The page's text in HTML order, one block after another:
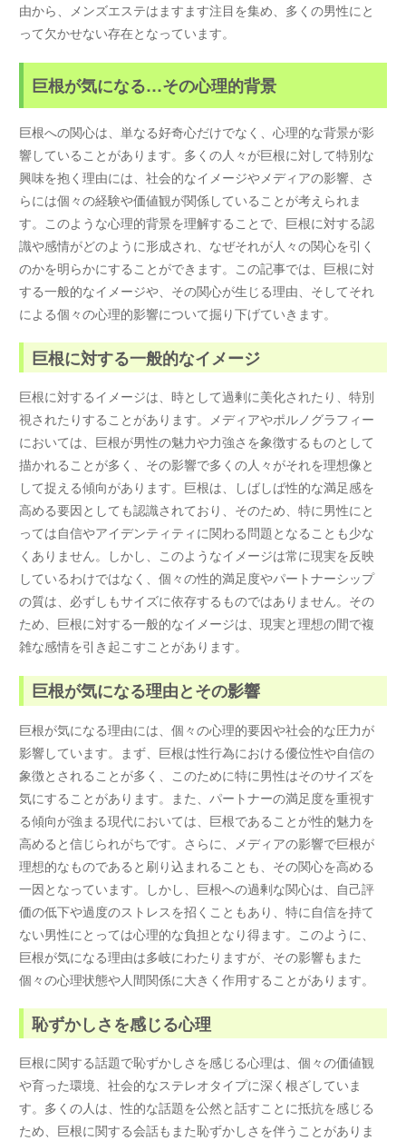
由から、メンズエステはますます注目を集め、多くの男性にと
って欠かせない存在となっています。
巨根が気になる…その心理的背景
巨根への関心は、単なる好奇心だけでなく、心理的な背景が影
響していることがあります。多くの人々が巨根に対して特別な
興味を抱く理由には、社会的なイメージやメディアの影響、さ
らには個々の経験や価値観が関係していることが考えられま
す。このような心理的背景を理解することで、巨根に対する認
識や感情がどのように形成され、なぜそれが人々の関心を引く
のかを明らかにすることができます。この記事では、巨根に対
する一般的なイメージや、その関心が生じる理由、そしてそれ
による個々の心理的影響について掘り下げていきます。
巨根に対する一般的なイメージ
巨根に対するイメージは、時として過剰に美化されたり、特別
視されたりすることがあります。メディアやポルノグラフィー
においては、巨根が男性の魅力や力強さを象徴するものとして
描かれることが多く、その影響で多くの人々がそれを理想像と
して捉える傾向があります。巨根は、しばしば性的な満足感を
高める要因としても認識されており、そのため、特に男性にと
っては自信やアイデンティティに関わる問題となることも少な
くありません。しかし、このようなイメージは常に現実を反映
しているわけではなく、個々の性的満足度やパートナーシップ
の質は、必ずしもサイズに依存するものではありません。その
ため、巨根に対する一般的なイメージは、現実と理想の間で複
雑な感情を引き起こすことがあります。
巨根が気になる理由とその影響
巨根が気になる理由には、個々の心理的要因や社会的な圧力が
影響しています。まず、巨根は性行為における優位性や自信の
象徴とされることが多く、このために特に男性はそのサイズを
気にすることがあります。また、パートナーの満足度を重視す
る傾向が強まる現代においては、巨根であることが性的魅力を
高めると信じられがちです。さらに、メディアの影響で巨根が
理想的なものであると刷り込まれることも、その関心を高める
一因となっています。しかし、巨根への過剰な関心は、自己評
価の低下や過度のストレスを招くこともあり、特に自信を持て
ない男性にとっては心理的な負担となり得ます。このように、
巨根が気になる理由は多岐にわたりますが、その影響もまた
個々の心理状態や人間関係に大きく作用することがあります。
恥ずかしさを感じる心理
巨根に関する話題で恥ずかしさを感じる心理は、個々の価値観
や育った環境、社会的なステレオタイプに深く根ざしていま
す。多くの人は、性的な話題を公然と話すことに抵抗を感じる
ため、巨根に関する会話もまた恥ずかしさを伴うことがありま